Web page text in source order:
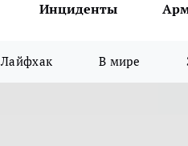
Инциденты
Лайфхак В мире